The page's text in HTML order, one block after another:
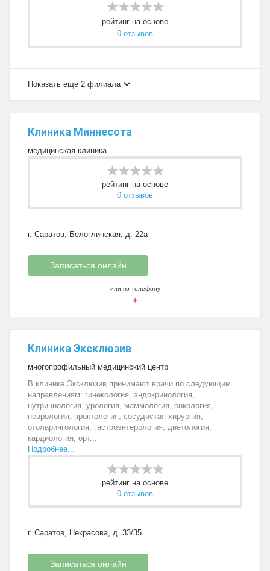
рейтинг на основе
0 отзывов
Показать еще 2 филиала
Клиника Миннесота
медицинская клиника
рейтинг на основе
0 отзывов
г. Саратов, Белоглинская, д. 22а
Записаться онлайн
или по телефону
+
Клиника Эксклюзив
многопрофильный медицинский центр
В клинике Эксклюзив принимают врачи по следующим
направлениям: гинекология, эндокринология,
нутрициология, урология, маммология, онкология,
неврология, проктология, сосудистая хирургия,
отоларингология, гастроэнтерология, диетология,
кардиология, орт...
Подробнее...
рейтинг на основе
0 отзывов
г. Саратов, Некрасова, д. 33/35
Записаться онлайн